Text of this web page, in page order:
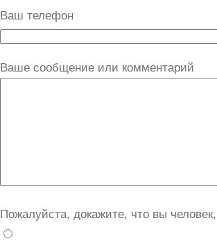
Ваш телефон
Ваше сообщение или комментарий
Пожалуйста, докажите, что вы